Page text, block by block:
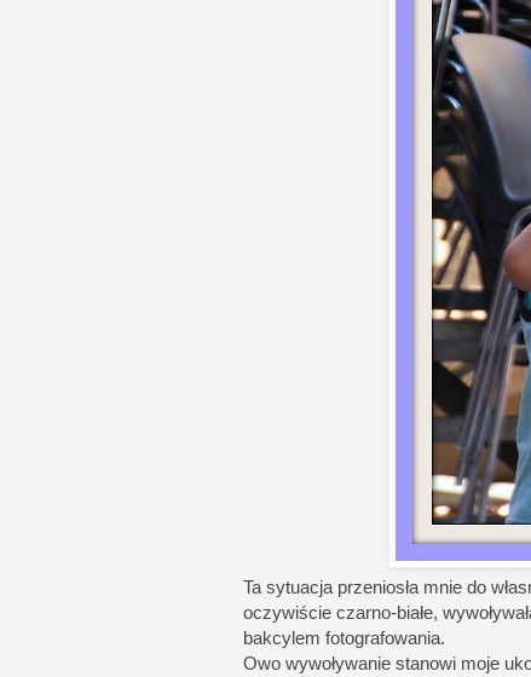
Ta sytuacja przeniosła mnie do
oczywiście czarno-białe,
bakcylem fotografowania.
Owo wywoływanie stanowi moje